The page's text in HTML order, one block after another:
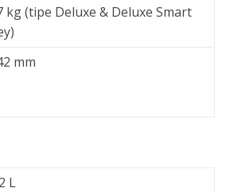
kg (tipe Deluxe & Deluxe Smart
mm
L